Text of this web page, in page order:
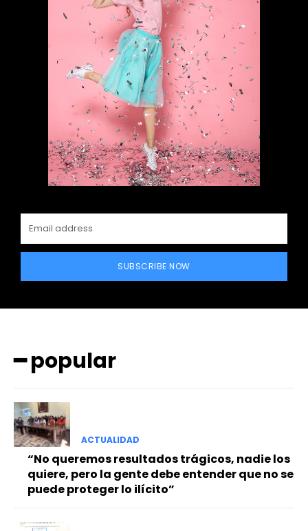
SUBSCRIBE NOW
━ popular
ACTUALIDAD
“No queremos resultados trágicos, nadie los
quiere, pero la gente debe entender que no se
puede proteger lo ilícito”